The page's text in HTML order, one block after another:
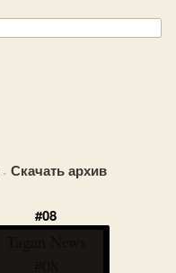
· Скачать архив
#08